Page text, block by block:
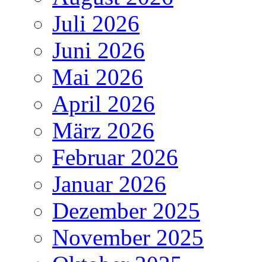
Juli 2026
Juni 2026
Mai 2026
April 2026
März 2026
Februar 2026
Januar 2026
Dezember 2025
November 2025